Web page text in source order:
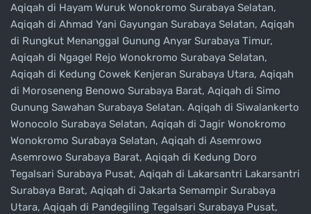
Aqiqah di Hayam Wuruk Wonokromo Surabaya Selatan,
Aqiqah di Ahmad Yani Gayungan Surabaya Selatan, Aqiqah
di Rungkut Menanggal Gunung Anyar Surabaya Timur,
Aqiqah di Ngagel Rejo Wonokromo Surabaya Selatan,
Aqiqah di Kedung Cowek Kenjeran Surabaya Utara, Aqiqah
di Moroseneng Benowo Surabaya Barat, Aqiqah di Simo
Gunung Sawahan Surabaya Selatan. Aqiqah di Siwalankerto
Wonocolo Surabaya Selatan, Aqiqah di Jagir Wonokromo
Wonokromo Surabaya Selatan, Aqiqah di Asemrowo
Asemrowo Surabaya Barat, Aqiqah di Kedung Doro
Tegalsari Surabaya Pusat, Aqiqah di Lakarsantri Lakarsantri
Surabaya Barat, Aqiqah di Jakarta Semampir Surabaya
Utara, Aqiqah di Pandegiling Tegalsari Surabaya Pusat,